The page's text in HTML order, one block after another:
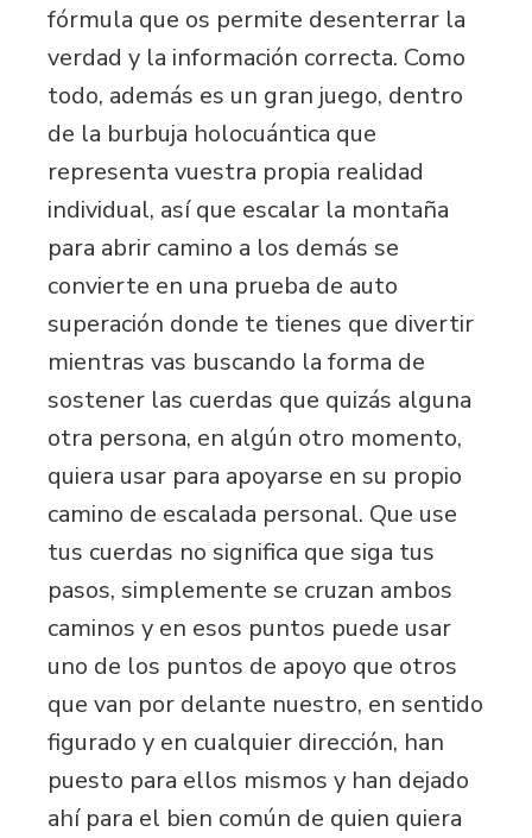
fórmula que os permite desenterrar la
verdad y la información correcta. Como
todo, además es un gran juego, dentro
de la burbuja holocuántica que
representa vuestra propia realidad
individual, así que escalar la montaña
para abrir camino a los demás se
convierte en una prueba de auto
superación donde te tienes que divertir
mientras vas buscando la forma de
sostener las cuerdas que quizás alguna
otra persona, en algún otro momento,
quiera usar para apoyarse en su propio
camino de escalada personal. Que use
tus cuerdas no significa que siga tus
pasos, simplemente se cruzan ambos
caminos y en esos puntos puede usar
uno de los puntos de apoyo que otros
que van por delante nuestro, en sentido
figurado y en cualquier dirección, han
puesto para ellos mismos y han dejado
ahí para el bien común de quien quiera